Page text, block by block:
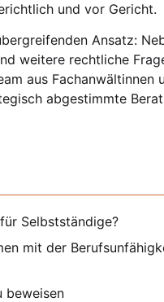
und vor Gericht.
Ansatz:
weitere rechtliche
aus Fachanwältinnen
abgestimmte
Selbstständige?
mit der
beweisen